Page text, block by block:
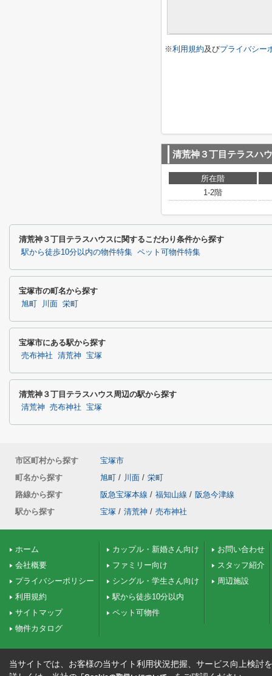
※利用規約及びプライバシー
清荒神３丁目テラスハ
所在階
1-2階
清荒神３丁目テラスハウスに関するこだわり条件から探す
駅から徒歩10分以内の物件特集 ペット可物件特集
宝塚市の町名から探す
旭町 川面 栄町
宝塚市にある駅から探す
売布神社 清荒神 宝塚
清荒神３丁目テラスハウス周辺の駅から探す
清荒神 売布神社 宝塚
市区町村から探す
宝塚市
町名から探す
旭町 / 川面 / 栄町
路線から探す
阪急宝塚本線 / 福知山線 / 阪急今津線
駅から探す
宝塚 / 清荒神 / 売布神社
ホーム
会社概要
プライバシーポリシー
利用規約
サイトマップ
物件カタログ
カップル・新婚さん向け
ファミリー向け
シングル・学生さん向け
駅から徒歩10分以内
ペット可物件
お問い合わせ
スタッフ紹介
周辺施設
当サイトでは、お客様の当サイト利用状況把握、サービス向上検討